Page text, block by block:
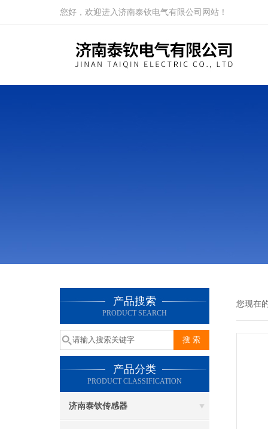
您好，欢迎进入济南泰钦电气有限公司网站！
产品搜索
PRODUCT SEARCH
产品分类
PRODUCT CLASSIFICATION
济南泰钦传感器
您现在